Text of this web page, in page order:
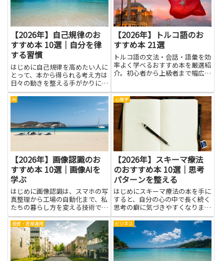
し...
【2026年】自己規律のお
すすめ本 10選｜自分を律
する習慣
はじめに自己規律を高めたい人に
とって、本から得られる考え方は
日々の動きを整える手がかりにな
ります。難しさにぶつかったと
き、仲間の経験談や身近な場面の
解決策に触れることで、自分の動
き方を見直す材料が増えます。読
んだ内容を生活に落としやすいよ
う...
【2026年】トルコ語のお
すすめ本 21選
トルコ語の文法・会話・語彙を効
率よく学べるおすすめ本を厳選紹
介。初心者から上級者まで幅広い
AI
【2026年】画像認識のお
すすめ本 10選｜画像AIを
学ぶ
はじめに画像認識は、スマホの写
真整理から工場の自動化まで、私
たちの暮らし方を変える技術で
す。この記事では、画像認識を学
ぶ第一歩として、基本の考え方を
やさしく紹介します。画像AIを学
ぶ道のりは、難しい数式だけでな
く、身近な体験から始められる
点...
心理学
【2026年】スキーマ療法
のおすすめ本 10選｜思考
パターンを整える
はじめにスキーマ療法の本を手に
すると、自分の心の中で長く続く
思考の癖に気づきやすくなりま
す。なぜなら、この考え方は人が
つねに感じる不安や孤独の原因
を、日常の言葉でかいつくように
説明してくれるからです。本文で
紹介する書籍群は、難しい理論を
むず...
投資・資産運用 ビジネス